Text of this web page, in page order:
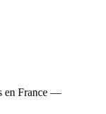
en France —